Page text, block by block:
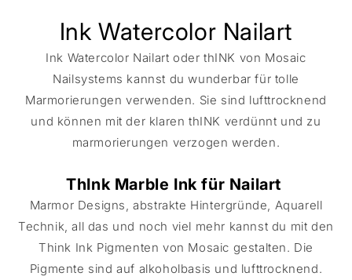
Ink Watercolor Nailart
Ink Watercolor Nailart oder thINK von Mosaic
Nailsystems kannst du wunderbar für tolle
Marmorierungen verwenden. Sie sind lufttrocknend
und können mit der klaren thINK verdünnt und zu
marmorierungen verzogen werden.
ThInk Marble Ink für Nailart
Marmor Designs, abstrakte Hintergründe, Aquarell
Technik, all das und noch viel mehr kannst du mit den
Think Ink Pigmenten von Mosaic gestalten. Die
Pigmente sind auf alkoholbasis und lufttrocknend.